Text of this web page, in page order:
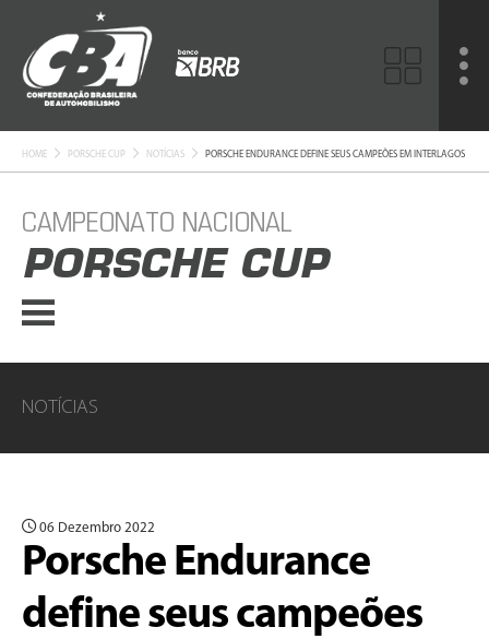
HOME PORSCHE CUP NOTÍCIAS PORSCHE ENDURANCE DEFINE SEUS CAMPEÕES EM INTERLAGOS
CAMPEONATO NACIONAL
PORSCHE CUP
NOTÍCIAS
06 Dezembro 2022
Porsche Endurance
define seus campeões